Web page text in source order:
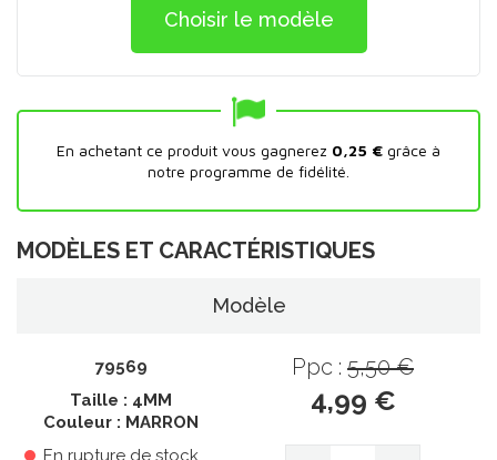
Choisir le modèle
En achetant ce produit vous gagnerez 0,25 € grâce à
notre programme de fidélité.
MODÈLES ET CARACTÉRISTIQUES
Modèle
79569
Taille : 4MM
Couleur : MARRON
En rupture de stock
Ppc :5,50 €
4,99 €